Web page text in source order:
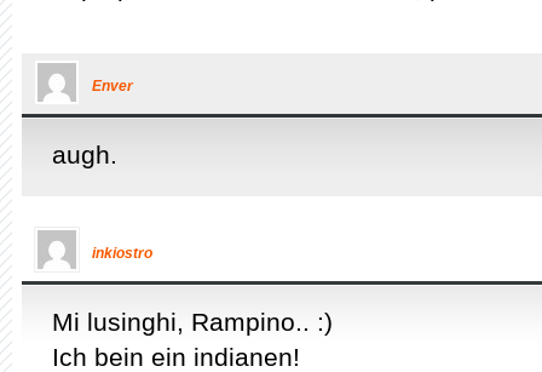
Enver
augh.
inkiostro
Mi lusinghi, Rampino.. :)
Ich bein ein indianen!